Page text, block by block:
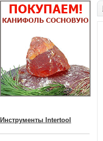
Инструменты Intertool